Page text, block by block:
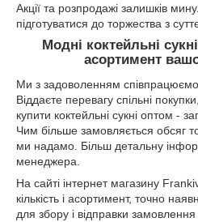
Акції та розпродажі залишків
підготуватися до торжества з
Модні коктейльні
асортимент
Ми з задоволенням
Віддаєте перевагу спільні
купити коктейльні сукні оптом -
Чим більше замовляється обсяг
ми надамо. Більш детальну
менеджера.
На сайті інтернет магазину
кількість і асортимент, точно
для збору і відправки